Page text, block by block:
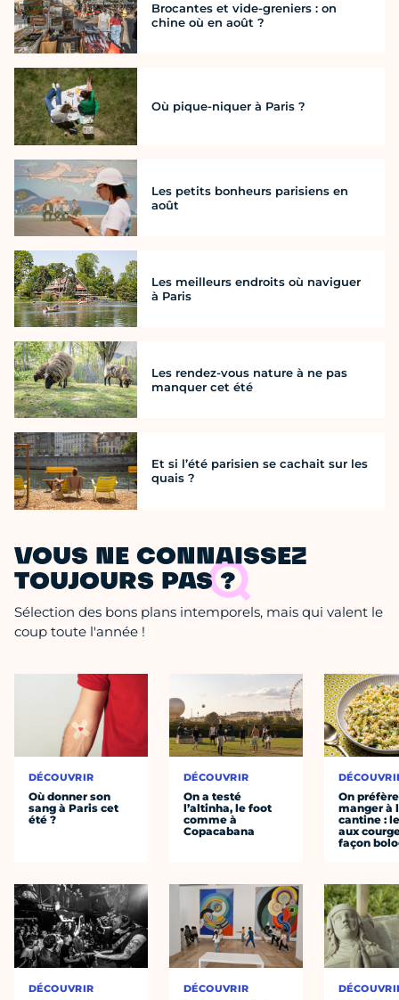
Brocantes et vide-greniers : on
chine où en août ?
Où pique-niquer à Paris ?
Les petits bonheurs parisiens en
août
Les meilleurs endroits où naviguer
à Paris
Les rendez-vous nature à ne pas
manquer cet été
Et si l’été parisien se cachait sur les
quais ?
VOUS NE CONNAISSEZ
TOUJOURS PAS ?
Sélection des bons plans intemporels, mais qui valent le
coup toute l'année !
DÉCOUVRIR
Où donner son
sang à Paris cet
été ?
DÉCOUVRIR
DÉCOUVRIR
On a testé
l’altinha, le foot
comme à
Copacabana
DÉCOUVRIR
On préfère
manger à
cantine :
aux
façon